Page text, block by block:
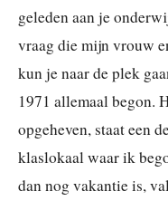
geleden aan je
vraag die mijn vrouw
kun je naar de plek
1971 allemaal begon.
opgeheven, staat een
klaslokaal waar ik
dan nog vakantie is,